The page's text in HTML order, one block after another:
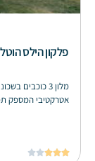
פלקון הילס הוטל
מלון 3 כוכבים
אטרקטיבי המספק




